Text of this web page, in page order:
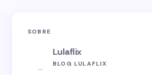
SOBRE
Lulaflix
BLOG LULAFLIX